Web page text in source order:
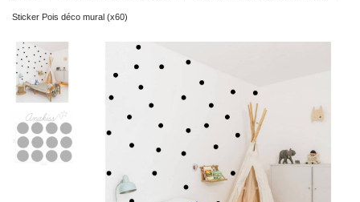
Sticker Pois déco mural (x60)